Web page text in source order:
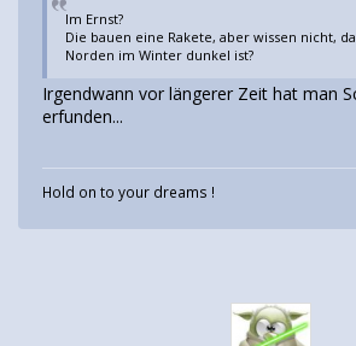
Im Ernst?
Die bauen eine Rakete, aber wissen nicht,
Norden im Winter dunkel ist?
Irgendwann vor längerer Zeit hat man
erfunden...
Hold on to your dreams !